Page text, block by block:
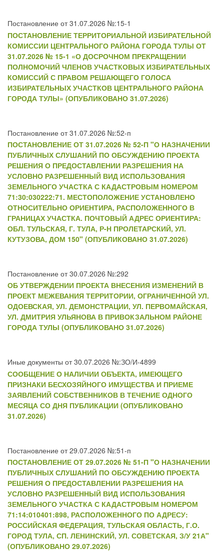
Постановление от 31.07.2026 №:15-1
ПОСТАНОВЛЕНИЕ ТЕРРИТОРИАЛЬНОЙ ИЗБИРАТЕЛЬНОЙ
КОМИССИИ ЦЕНТРАЛЬНОГО РАЙОНА ГОРОДА ТУЛЫ ОТ
31.07.2026 № 15-1 «О ДОСРОЧНОМ ПРЕКРАЩЕНИИ
ПОЛНОМОЧИЙ ЧЛЕНОВ УЧАСТКОВЫХ ИЗБИРАТЕЛЬНЫХ
КОМИССИЙ С ПРАВОМ РЕШАЮЩЕГО ГОЛОСА
ИЗБИРАТЕЛЬНЫХ УЧАСТКОВ ЦЕНТРАЛЬНОГО РАЙОНА
ГОРОДА ТУЛЫ» (ОПУБЛИКОВАНО 31.07.2026)
Постановление от 31.07.2026 №:52-п
ПОСТАНОВЛЕНИЕ ОТ 31.07.2026 № 52-П "О НАЗНАЧЕНИИ
ПУБЛИЧНЫХ СЛУШАНИЙ ПО ОБСУЖДЕНИЮ ПРОЕКТА
РЕШЕНИЯ О ПРЕДОСТАВЛЕНИИ РАЗРЕШЕНИЯ НА
УСЛОВНО РАЗРЕШЕННЫЙ ВИД ИСПОЛЬЗОВАНИЯ
ЗЕМЕЛЬНОГО УЧАСТКА С КАДАСТРОВЫМ НОМЕРОМ
71:30:030222:71. МЕСТОПОЛОЖЕНИЕ УСТАНОВЛЕНО
ОТНОСИТЕЛЬНО ОРИЕНТИРА, РАСПОЛОЖЕННОГО В
ГРАНИЦАХ УЧАСТКА. ПОЧТОВЫЙ АДРЕС ОРИЕНТИРА:
ОБЛ. ТУЛЬСКАЯ, Г. ТУЛА, Р-Н ПРОЛЕТАРСКИЙ, УЛ.
КУТУЗОВА, ДОМ 150" (ОПУБЛИКОВАНО 31.07.2026)
Постановление от 30.07.2026 №:292
ОБ УТВЕРЖДЕНИИ ПРОЕКТА ВНЕСЕНИЯ ИЗМЕНЕНИЙ В
ПРОЕКТ МЕЖЕВАНИЯ ТЕРРИТОРИИ, ОГРАНИЧЕННОЙ УЛ.
ОДОЕВСКАЯ, УЛ. ДЕМОНСТРАЦИИ, УЛ. ПЕРВОМАЙСКАЯ,
УЛ. ДМИТРИЯ УЛЬЯНОВА В ПРИВОКЗАЛЬНОМ РАЙОНЕ
ГОРОДА ТУЛЫ (ОПУБЛИКОВАНО 31.07.2026)
Иные документы от 30.07.2026 №:ЗО/И-4899
СООБЩЕНИЕ О НАЛИЧИИ ОБЪЕКТА, ИМЕЮЩЕГО
ПРИЗНАКИ БЕСХОЗЯЙНОГО ИМУЩЕСТВА И ПРИЕМЕ
ЗАЯВЛЕНИЙ СОБСТВЕННИКОВ В ТЕЧЕНИЕ ОДНОГО
МЕСЯЦА СО ДНЯ ПУБЛИКАЦИИ (ОПУБЛИКОВАНО
31.07.2026)
Постановление от 29.07.2026 №:51-п
ПОСТАНОВЛЕНИЕ ОТ 29.07.2026 № 51-П "О НАЗНАЧЕНИИ
ПУБЛИЧНЫХ СЛУШАНИЙ ПО ОБСУЖДЕНИЮ ПРОЕКТА
РЕШЕНИЯ О ПРЕДОСТАВЛЕНИИ РАЗРЕШЕНИЯ НА
УСЛОВНО РАЗРЕШЕННЫЙ ВИД ИСПОЛЬЗОВАНИЯ
ЗЕМЕЛЬНОГО УЧАСТКА С КАДАСТРОВЫМ НОМЕРОМ
71:14:010401:898, РАСПОЛОЖЕННОГО ПО АДРЕСУ:
РОССИЙСКАЯ ФЕДЕРАЦИЯ, ТУЛЬСКАЯ ОБЛАСТЬ, Г.О.
ГОРОД ТУЛА, СП. ЛЕНИНСКИЙ, УЛ. СОВЕТСКАЯ, З/У 21А"
(ОПУБЛИКОВАНО 29.07.2026)